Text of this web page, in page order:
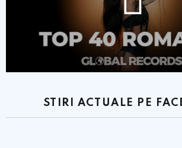
STIRI ACTUALE PE